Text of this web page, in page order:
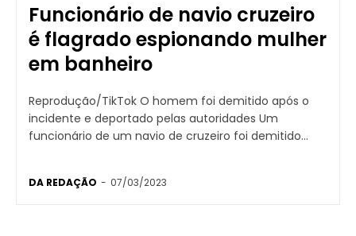
Funcionário de navio cruzeiro
é flagrado espionando mulher
em banheiro
Reprodução/TikTok O homem foi demitido após o
incidente e deportado pelas autoridades Um
funcionário de um navio de cruzeiro foi demitido...
DA REDAÇÃO - 07/03/2023